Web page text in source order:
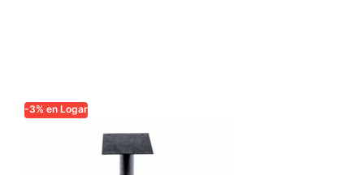
-3% en Logar
Fundidor de
cera a vapor